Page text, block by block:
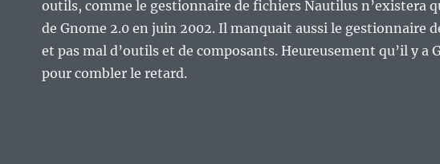
outils, comme le gestionnaire de fichiers Nautilus n’existera
de Gnome 2.0 en juin 2002. Il manquait aussi le gestionnaire
et pas mal d’outils et de composants. Heureusement qu’il y a
pour combler le retard.